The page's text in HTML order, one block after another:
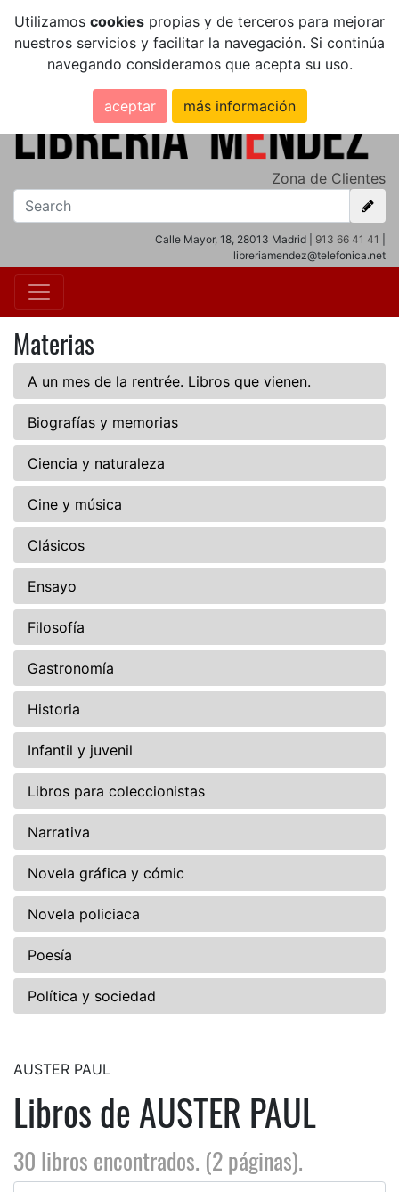
Utilizamos cookies propias y de terceros para mejorar
nuestros servicios y facilitar la navegación. Si continúa
navegando consideramos que acepta su uso.
aceptar más información
Zona de Clientes
Calle Mayor, 18, 28013 Madrid | 913 66 41 41
libreriamendez@telefonica.net
Materias
A un mes de la rentrée. Libros que vienen.
Biografías y memorias
Ciencia y naturaleza
Cine y música
Clásicos
Ensayo
Filosofía
Gastronomía
Historia
Infantil y juvenil
Libros para coleccionistas
Narrativa
Novela gráfica y cómic
Novela policiaca
Poesía
Política y sociedad
AUSTER PAUL
Libros de AUSTER PAUL
30 libros encontrados. (2 páginas).